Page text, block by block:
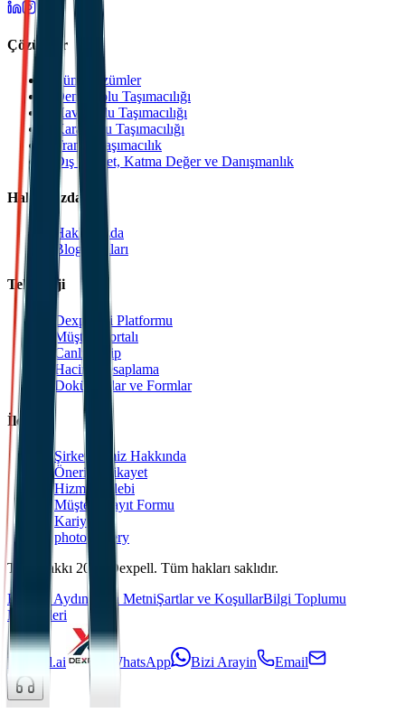
Çözümler
Tüm Çözümler
Deniz Yolu Taşımacılığı
Hava Yolu Taşımacılığı
Kara Yolu Taşımacılığı
Transit Taşımacılık
Dış Ticaret, Katma Değer ve Danışmanlık
Hakkımızda
Hakkımızda
Blog Yazıları
Teknoloji
Dexpell.ai Platformu
Müşteri Portalı
Canlı Takip
Hacim Hesaplama
Dokümanlar ve Formlar
İletişim
Şirketlerimiz Hakkında
Öneri & Şikayet
Hizmet Talebi
Müşteri Kayıt Formu
Kariyer
photoGallery
Telif Hakkı 2025 Dexpell. Tüm hakları saklıdır.
KVKK Aydınlatma MetniŞartlar ve KoşullarBilgi Toplumu
Hizmetleri
Dexpell.ai WhatsApp Bizi Arayin Email